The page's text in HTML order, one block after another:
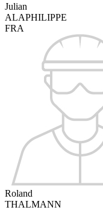
Julian
ALAPHILIPPE
FRA
Roland
THALMANN